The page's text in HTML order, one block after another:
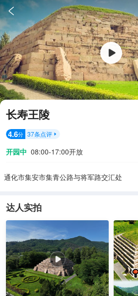

长寿王陵
4.6分 37条点评 
开园中 08:00-17:00开放
通化市集安市集青公路与将军路交汇处
达人实拍